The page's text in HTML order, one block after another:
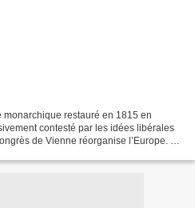
monarchique restauré en 1815 en
contesté par les idées libérales
de Vienne réorganise l’Europe. Le